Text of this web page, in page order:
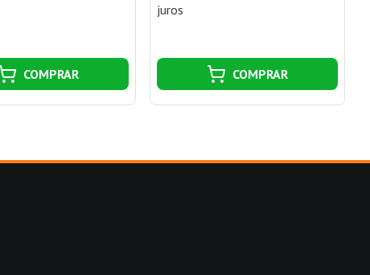
COMPRAR
juros
COMPRAR